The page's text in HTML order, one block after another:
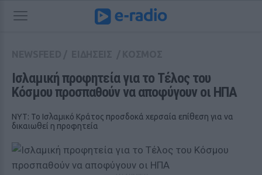
Ισλαμική προφητεία για το Τέλος του
Κόσμου προσπαθούν να αποφύγουν οι ΗΠΑ
ΝΥΤ: Το Ισλαμικό Κράτος προσδοκά χερσαία επίθεση για να
δικαιωθεί η προφητεία